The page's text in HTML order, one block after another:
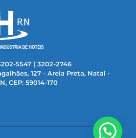
5547 | 3202-2746
127 - Areia Preta, Natal -
CEP: 59014-170